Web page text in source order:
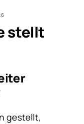
stellt
gestellt,